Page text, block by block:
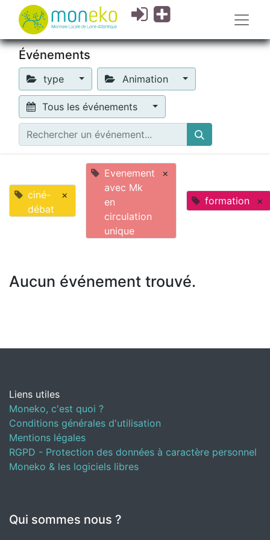
Événements
type Animation
Tous les événements
ciné-
débat
×
Evenement
avec Mk
en
circulation
unique
×
formation ×
Aucun événement trouvé.
Liens utiles
Moneko, c'est quoi ?
Conditions générales d'utilisation
Mentions légales
RGPD - Protection des données à caractère personnel
Moneko & les logiciels libres
Qui sommes nous ?